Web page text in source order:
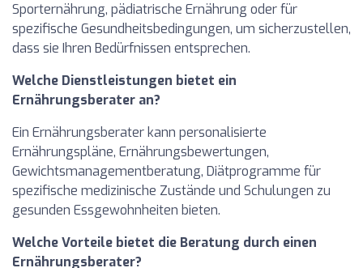
Sporternährung, pädiatrische Ernährung oder für
spezifische Gesundheitsbedingungen, um sicherzustellen,
dass sie Ihren Bedürfnissen entsprechen.
Welche Dienstleistungen bietet ein
Ernährungsberater an?
Ein Ernährungsberater kann personalisierte
Ernährungspläne, Ernährungsbewertungen,
Gewichtsmanagementberatung, Diätprogramme für
spezifische medizinische Zustände und Schulungen zu
gesunden Essgewohnheiten bieten.
Welche Vorteile bietet die Beratung durch einen
Ernährungsberater?